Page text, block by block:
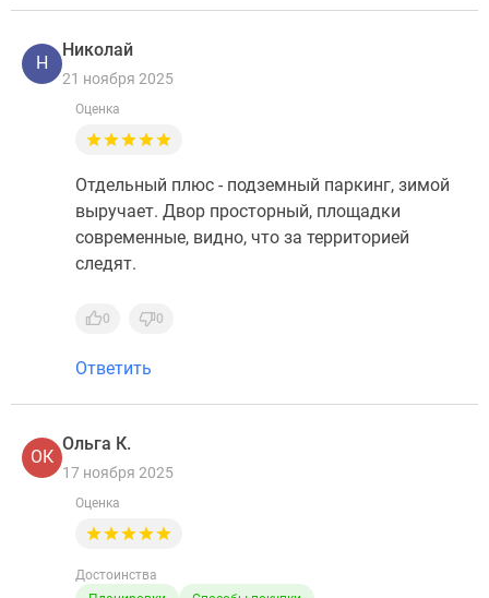
Н
Николай
21 ноября 2025
Оценка
Отдельный плюс - подземный паркинг, зимой
выручает. Двор просторный, площадки
современные, видно, что за территорией
следят.
0 0
Ответить
ОК
Ольга К.
17 ноября 2025
Оценка
Достоинства